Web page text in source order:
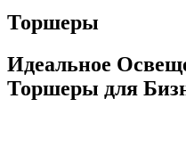
Торшеры
Идеальное
Торшеры для